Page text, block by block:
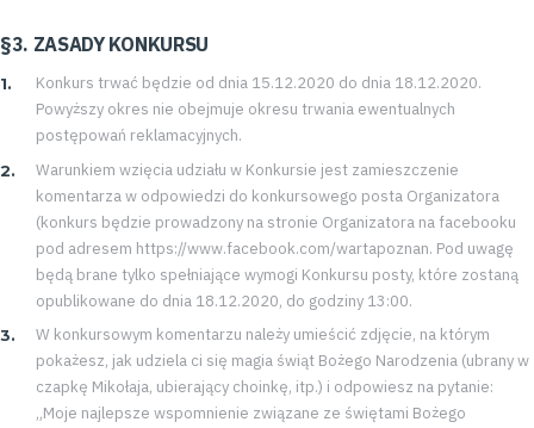
§3. ZASADY KONKURSU
Konkurs trwać będzie od dnia 15.12.2020 do dnia 18.12.2020.
Powyższy okres nie obejmuje okresu trwania ewentualnych
postępowań reklamacyjnych.
Warunkiem wzięcia udziału w Konkursie jest zamieszczenie
komentarza w odpowiedzi do konkursowego posta Organizatora
(konkurs będzie prowadzony na stronie Organizatora na facebooku
pod adresem https://www.facebook.com/wartapoznan. Pod uwagę
będą brane tylko spełniające wymogi Konkursu posty, które zostaną
opublikowane do dnia 18.12.2020, do godziny 13:00.
W konkursowym komentarzu należy umieścić zdjęcie, na którym
pokażesz, jak udziela ci się magia świąt Bożego Narodzenia (ubrany w
czapkę Mikołaja, ubierający choinkę, itp.) i odpowiesz na pytanie:
„Moje najlepsze wspomnienie związane ze świętami Bożego